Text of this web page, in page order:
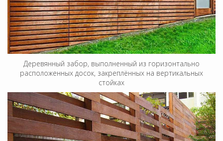
Деревянный забор, выполненный из горизонтально
расположенных досок, закреплённых на вертикальных
стойках